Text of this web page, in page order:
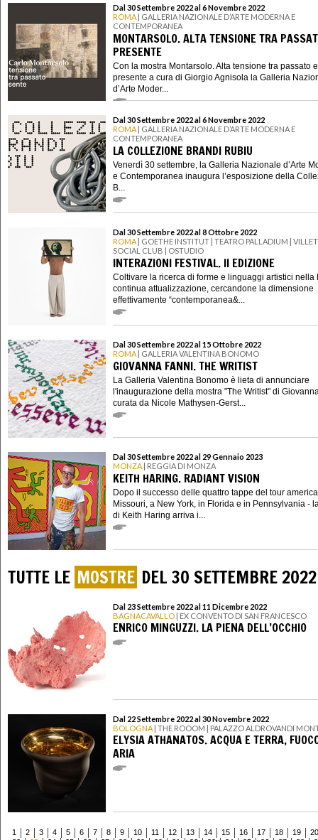
Dal 30 Settembre 2022 al 6 Novembre 2022
ROMA | GALLERIA NAZIONALE D’ARTE MODERNA E
CONTEMPORANEA
MONTARSOLO. ALTA TENSIONE TRA
PRESENTE
Con la mostra Montarsolo. Alta tensione tra passato e
presente a cura di Giorgio Agnisola la Galleria
d’Arte Moder...
Dal 30 Settembre 2022 al 6 Novembre 2022
ROMA | GALLERIA NAZIONALE D’ARTE MODERNA E
CONTEMPORANEA
LA COLLEZIONE BRANDI RUBIU
Venerdì 30 settembre, la Galleria Nazionale d’Arte
e Contemporanea inaugura l’esposizione della
B...
Dal 30 Settembre 2022 al 8 Ottobre 2022
ROMA | GOETHE INSTITUT | TEATRO PALLADIUM |
SOCIAL CLUB | OSTUDIO
INTERAZIONI FESTIVAL. II EDIZIONE
Coltivare la ricerca di forme e linguaggi artistici nella
continua attualizzazione, cercandone la dimensione
effettivamente “contemporanea&...
Dal 30 Settembre 2022 al 15 Ottobre 2022
ROMA | GALLERIA VALENTINA BONOMO
GIOVANNA FANNI. THE WRITIST
La Galleria Valentina Bonomo è lieta di annunciare
l'inaugurazione della mostra "The Writist" di
curata da Nicole Mathysen-Gerst...
Dal 30 Settembre 2022 al 29 Gennaio 2023
MONZA | REGGIA DI MONZA
KEITH HARING. RADIANT VISION
Dopo il successo delle quattro tappe del tour
Missouri, a New York, in Florida e in Pennsylvania -
di Keith Haring arriva i...
TUTTE LE MOSTRE DEL 30 SETTEMBRE 2022
Dal 23 Settembre 2022 al 11 Dicembre 2022
BAGNACAVALLO | EX CONVENTO DI SAN FRANCESCO
ENRICO MINGUZZI. LA PIENA DELL’OCCHIO
Dal 22 Settembre 2022 al 30 Novembre 2022
BOLOGNA | THE ROOOM | PALAZZO ALDROVANDI
ELYSIA ATHANATOS. ACQUA E TERRA,
ARIA
1 2 3 4 5 6 7 8 9 10 11 12 13 14 15 16 17 18 19
20